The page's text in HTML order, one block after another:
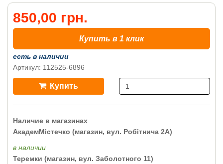
850,00 грн.
Купить в 1 клик
есть в наличии
Артикул: 112525-6896
Купить
Наличие в магазинах
АкадемМістечко (магазин, вул. Робітнича 2А)
в наличии
Теремки (магазин, вул. Заболотного 11)